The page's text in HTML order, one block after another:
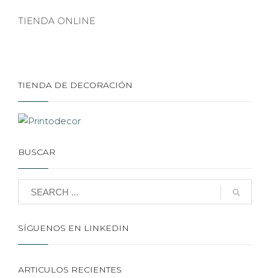
TIENDA ONLINE
TIENDA DE DECORACIÓN
BUSCAR
SÍGUENOS EN LINKEDIN
ARTICULOS RECIENTES